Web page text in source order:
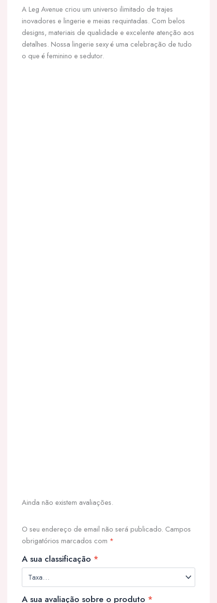
A Leg Avenue criou um universo ilimitado de trajes
inovadores e lingerie e meias requintadas. Com belos
designs, materiais de qualidade e excelente atenção aos
detalhes. Nossa lingerie sexy é uma celebração de tudo
o que é feminino e sedutor.
Ainda não existem avaliações.
O seu endereço de email não será publicado. Campos
obrigatórios marcados com *
A sua classificação *
A sua avaliação sobre o produto *